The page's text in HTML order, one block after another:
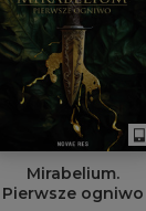
Mirabelium.
Pierwsze ogniwo